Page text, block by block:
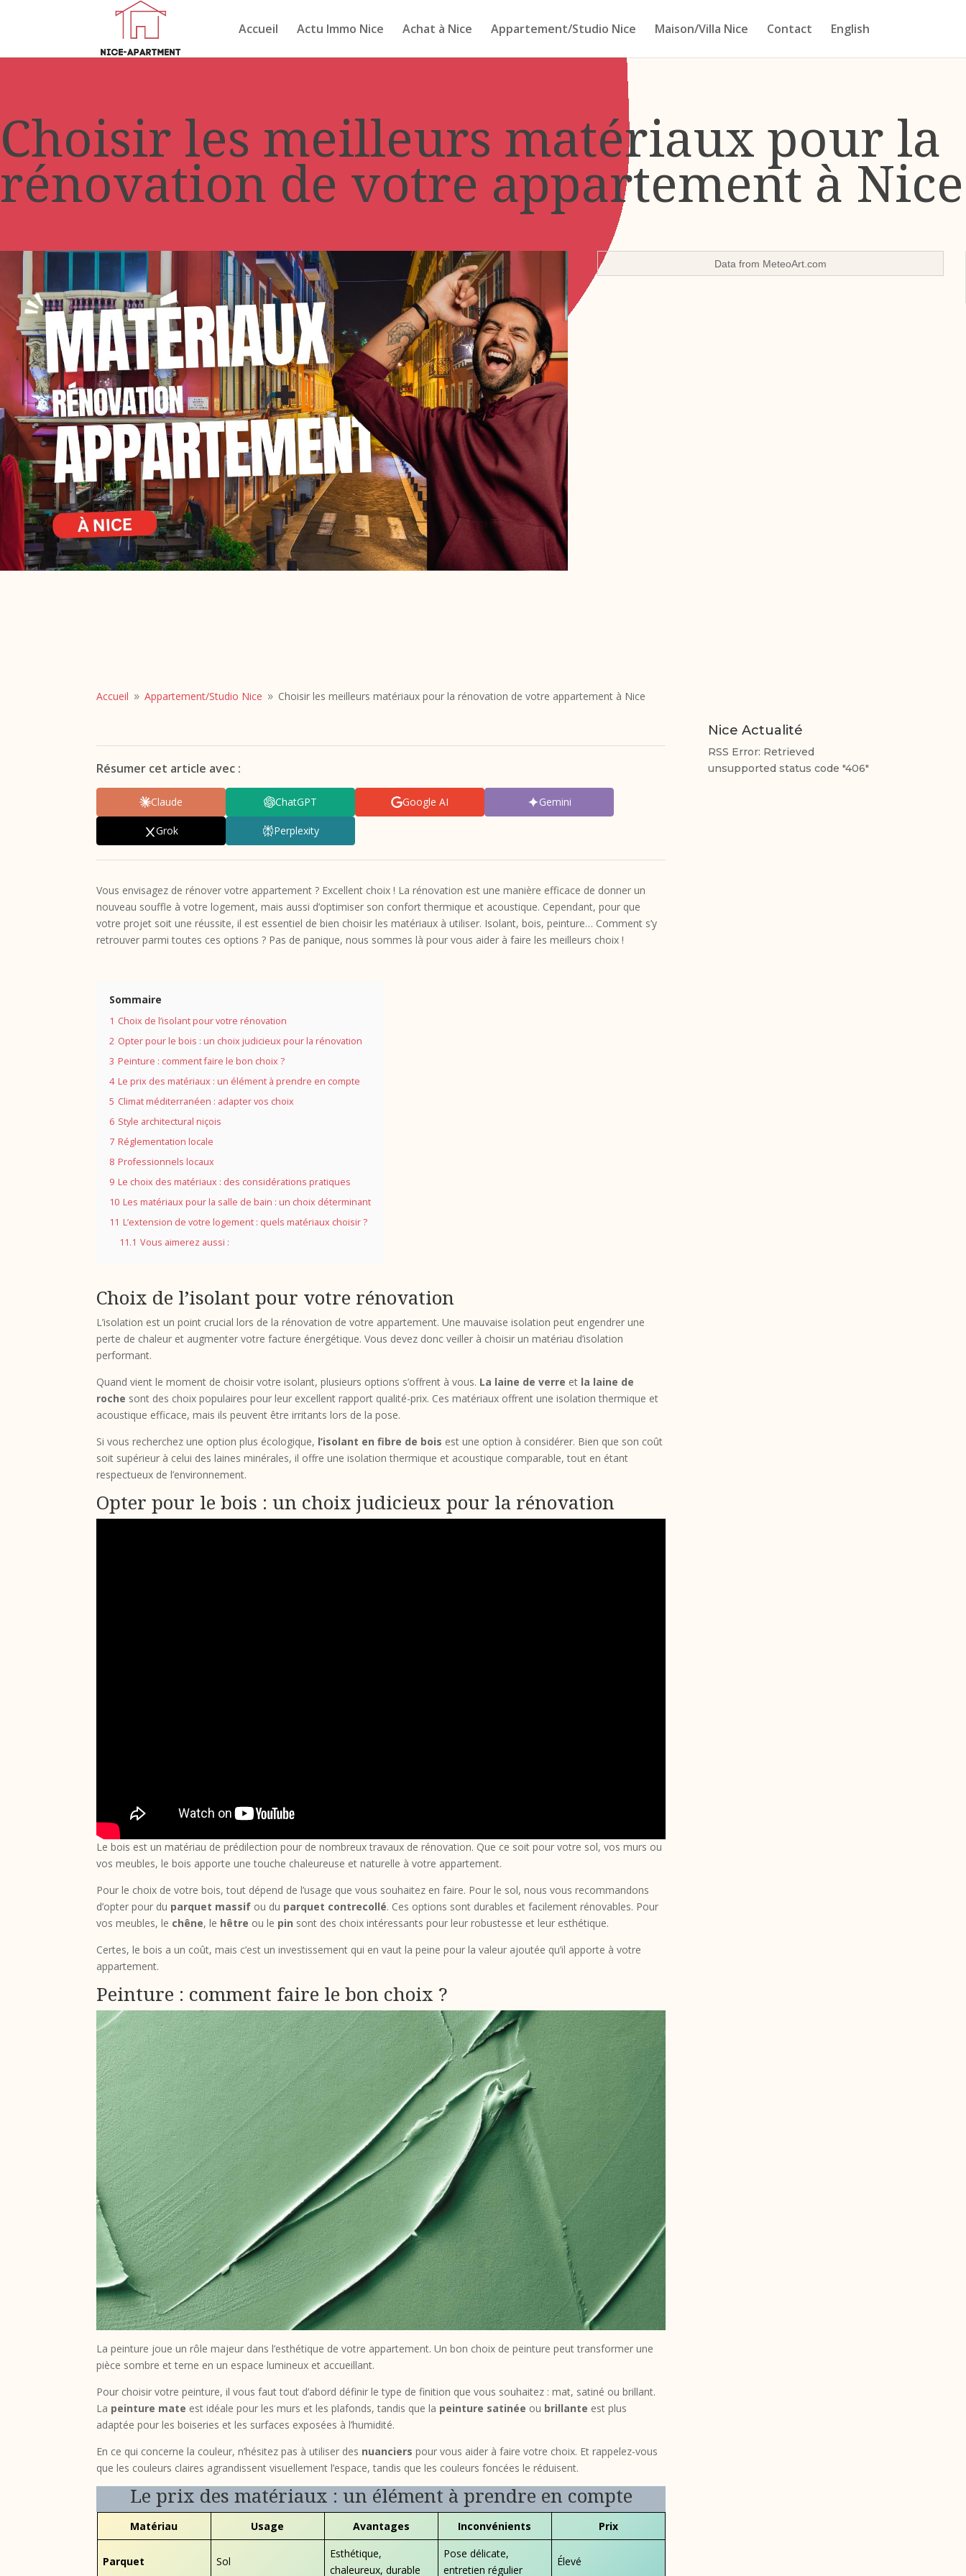
Accueil Actu Immo Nice Achat à Nice Appartement/Studio Nice Maison/Villa Nice Contact English
Choisir les meilleurs matériaux pour la
rénovation de votre appartement à Nice
Data from MeteoArt.com
Accueil 9 Appartement/Studio Nice 9 Choisir les meilleurs matériaux pour la rénovation de votre appartement à Nice
Résumer cet article avec :
Claude ChatGPT Google AI Gemini
Grok Perplexity
Vous envisagez de rénover votre appartement ? Excellent choix ! La rénovation est une manière efficace de donner un
nouveau souffle à votre logement, mais aussi d’optimiser son confort thermique et acoustique. Cependant, pour que
votre projet soit une réussite, il est essentiel de bien choisir les matériaux à utiliser. Isolant, bois, peinture… Comment s’y
retrouver parmi toutes ces options ? Pas de panique, nous sommes là pour vous aider à faire les meilleurs choix !
Sommaire
1 Choix de l’isolant pour votre rénovation
2 Opter pour le bois : un choix judicieux pour la rénovation
3 Peinture : comment faire le bon choix ?
4 Le prix des matériaux : un élément à prendre en compte
5 Climat méditerranéen : adapter vos choix
6 Style architectural niçois
7 Réglementation locale
8 Professionnels locaux
9 Le choix des matériaux : des considérations pratiques
10 Les matériaux pour la salle de bain : un choix déterminant
11 L’extension de votre logement : quels matériaux choisir ?
11.1 Vous aimerez aussi :
Choix de l’isolant pour votre rénovation
L’isolation est un point crucial lors de la rénovation de votre appartement. Une mauvaise isolation peut engendrer une
perte de chaleur et augmenter votre facture énergétique. Vous devez donc veiller à choisir un matériau d’isolation
performant.
Quand vient le moment de choisir votre isolant, plusieurs options s’offrent à vous. La laine de verre et la laine de
roche sont des choix populaires pour leur excellent rapport qualité-prix. Ces matériaux offrent une isolation thermique et
acoustique efficace, mais ils peuvent être irritants lors de la pose.
Si vous recherchez une option plus écologique, l’isolant en fibre de bois est une option à considérer. Bien que son coût
soit supérieur à celui des laines minérales, il offre une isolation thermique et acoustique comparable, tout en étant
respectueux de l’environnement.
Opter pour le bois : un choix judicieux pour la rénovation
Le bois est un matériau de prédilection pour de nombreux travaux de rénovation. Que ce soit pour votre sol, vos murs ou
vos meubles, le bois apporte une touche chaleureuse et naturelle à votre appartement.
Pour le choix de votre bois, tout dépend de l’usage que vous souhaitez en faire. Pour le sol, nous vous recommandons
d’opter pour du parquet massif ou du parquet contrecollé. Ces options sont durables et facilement rénovables. Pour
vos meubles, le chêne, le hêtre ou le pin sont des choix intéressants pour leur robustesse et leur esthétique.
Certes, le bois a un coût, mais c’est un investissement qui en vaut la peine pour la valeur ajoutée qu’il apporte à votre
appartement.
Peinture : comment faire le bon choix ?
La peinture joue un rôle majeur dans l’esthétique de votre appartement. Un bon choix de peinture peut transformer une
pièce sombre et terne en un espace lumineux et accueillant.
Pour choisir votre peinture, il vous faut tout d’abord définir le type de finition que vous souhaitez : mat, satiné ou brillant.
La peinture mate est idéale pour les murs et les plafonds, tandis que la peinture satinée ou brillante est plus
adaptée pour les boiseries et les surfaces exposées à l’humidité.
En ce qui concerne la couleur, n’hésitez pas à utiliser des nuanciers pour vous aider à faire votre choix. Et rappelez-vous
que les couleurs claires agrandissent visuellement l’espace, tandis que les couleurs foncées le réduisent.
Le prix des matériaux : un élément à prendre en compte
Matériau Usage Avantages Inconvénients Prix
Parquet Sol
Esthétique,
chaleureux, durable
Pose délicate,
entretien régulier
Élevé
Nice Actualité
RSS Error: Retrieved
unsupported status code "406"